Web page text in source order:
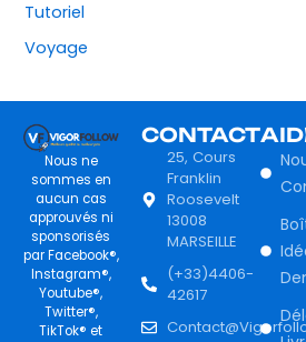
Tutoriel
Voyage
Nous ne
sommes en
aucun cas
approuvés ni
sponsorisés
par Facebook®,
Instagram®,
Youtube®,
Twitter®,
TikTok® et
CONTACT
25, Cours
Franklin
Roosevelt
13008
MARSEILLE
(+33)4406-
42617